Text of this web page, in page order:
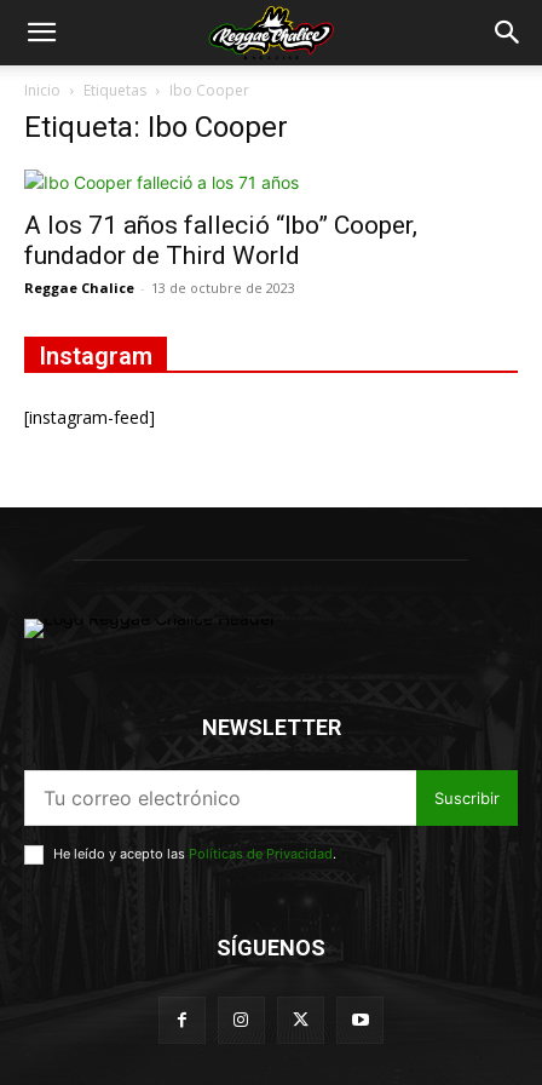
Inicio Etiquetas Ibo Cooper
Etiqueta: Ibo Cooper
A los 71 años falleció “Ibo” Cooper,
fundador de Third World
Reggae Chalice - 13 de octubre de 2023
Instagram
[instagram-feed]
NEWSLETTER
Suscribir
He leído y acepto las Políticas de Privacidad.
SÍGUENOS